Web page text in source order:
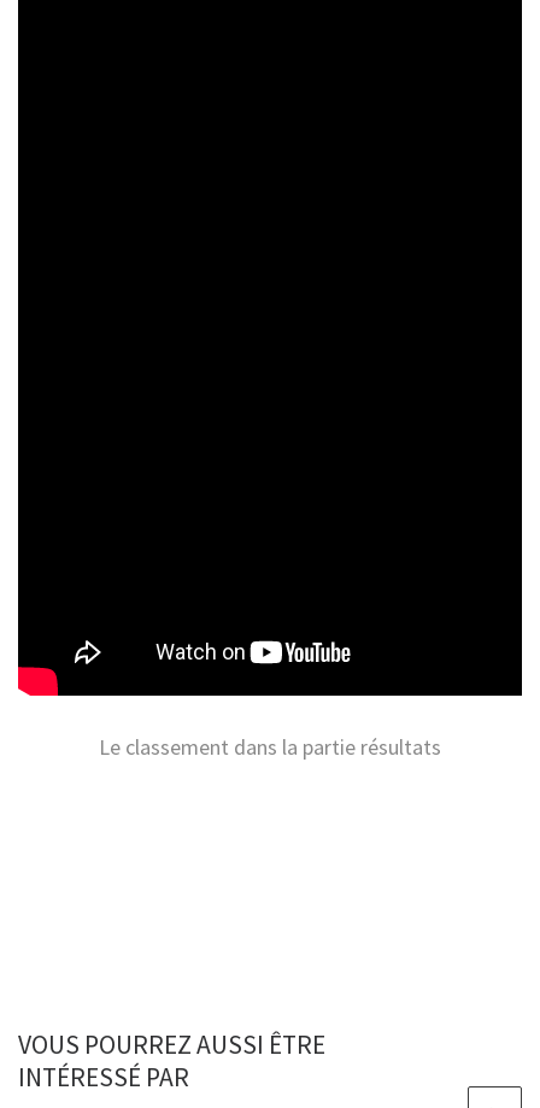
Le classement dans la partie résultats
VOUS POURREZ AUSSI ÊTRE
INTÉRESSÉ PAR